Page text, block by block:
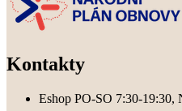
Kontakty
Eshop PO-SO 7:30-19:30,